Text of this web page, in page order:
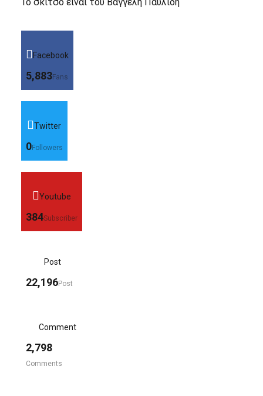
Facebook
5,883Fans
Twitter
0Followers
Youtube
384Subscriber
Post
22,196Post
Comment
2,798
Comments